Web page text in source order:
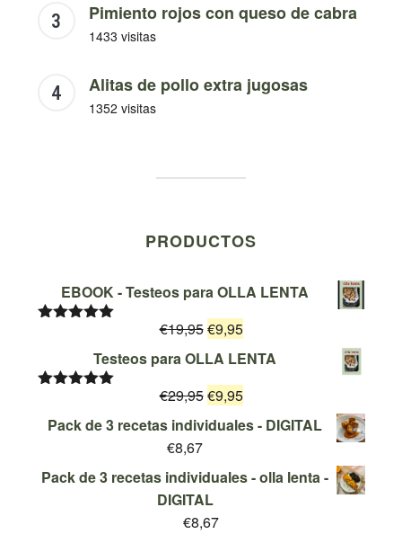
Pimiento rojos con queso de cabra
1433 visitas
Alitas de pollo extra jugosas
1352 visitas
PRODUCTOS
EBOOK - Testeos para OLLA LENTA
€19,95El
precio
era:
€19,95.
€9,95El
precio
es:
€9,95.
Testeos para OLLA LENTA
5
€29,95El
precio
€29,95.
€9,95El
precio
€9,95.
Pack de 3 recetas individuales - DIGITAL
€8,67
Pack de 3 recetas individuales - olla lenta -
DIGITAL
€8,67